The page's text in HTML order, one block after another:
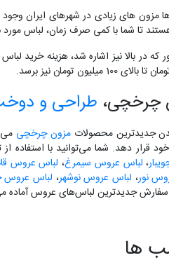
مزون های زیادی در شهرهای ایران
تا شما با کمی صرف زمان، لباس
100 میلیون تومان نیز برسد.
چرخچی، طراحی و
جدیدترین محصولات مزون چرخچی
قرار دهد. شما می‌توانید با استفاده
، لباس عروس سیمرغ، لباس عروس
نور، لباس عروس نوشهر، لباس عروس
سفارش جدیدترین لباس‌های عروس آماده
ها